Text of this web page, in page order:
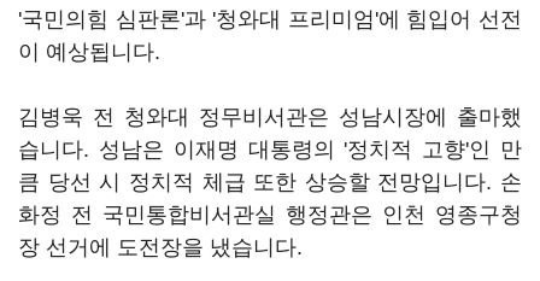
'국민의힘 심판론'과 '청와대 프리미엄'에 힘입어 선전
이 예상됩니다.
김병욱 전 청와대 정무비서관은 성남시장에 출마했
습니다. 성남은 이재명 대통령의 '정치적 고향'인 만
큼 당선 시 정치적 체급 또한 상승할 전망입니다. 손
화정 전 국민통합비서관실 행정관은 인천 영종구청
장 선거에 도전장을 냈습니다.